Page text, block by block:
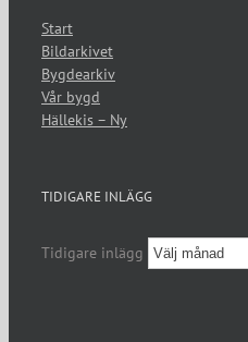
Start
Bildarkivet
Bygdearkiv
Vår bygd
Hällekis – Ny
TIDIGARE INLÄGG
Tidigare inlägg